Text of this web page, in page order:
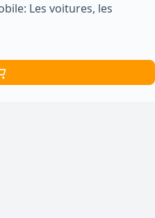
Les voitures, les